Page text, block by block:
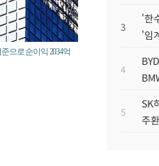
으로 순이익 2034억
3
'한
'임
4
5
SK
주